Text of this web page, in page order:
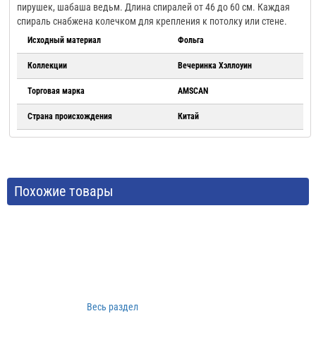
пирушек, шабаша ведьм. Длина спиралей от 46 до 60 см. Каждая
спираль снабжена колечком для крепления к потолку или стене.
Исходный материал Фольга
Коллекции Вечеринка Хэллоуин
Торговая марка AMSCAN
Страна происхождения Китай
Похожие товары
Весь раздел